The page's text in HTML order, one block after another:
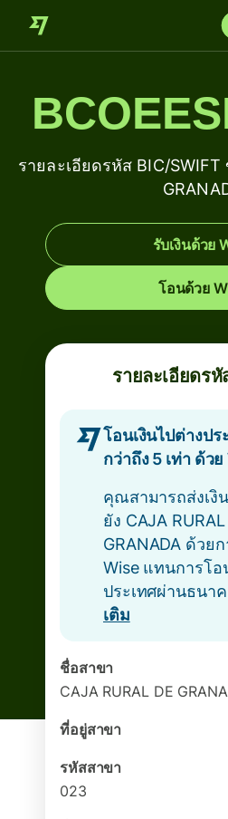
รายละเอียดรหัส BIC/SWIFT
รับเงินด้วย
โอนด้วย
รายละเอียดรหั
โอนเงินไปต่างปร
กว่าถึง 5 เท่า ด้ว
คุณสามารถส่งเงิ
ยัง CAJA RURAL
GRANADA ด้วย
Wise แทนการโอ
ประเทศผ่านธนา
เติม
ชื่อสาขา
CAJA RURAL DE
ที่อยู่สาขา
รหัสสาขา
023